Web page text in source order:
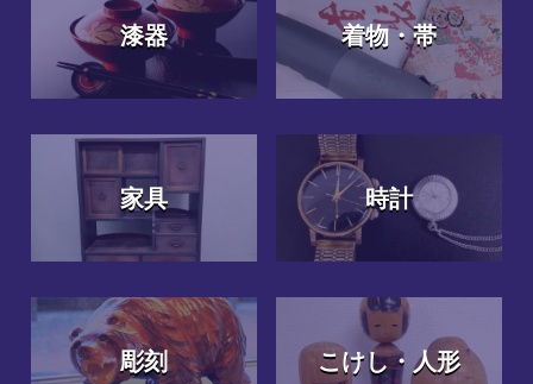
漆器 着物・帯
家具 時計
彫刻 こけし・人形